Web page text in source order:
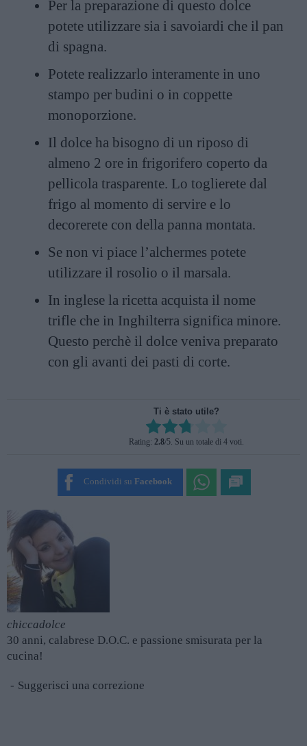
Per la preparazione di questo dolce
potete utilizzare sia i savoiardi che il pan
di spagna.
Potete realizzarlo interamente in uno
stampo per budini o in coppette
monoporzione.
Il dolce ha bisogno di un riposo di
almeno 2 ore in frigorifero coperto da
pellicola trasparente. Lo toglierete dal
frigo al momento di servire e lo
decorerete con della panna montata.
Se non vi piace l’alchermes potete
utilizzare il rosolio o il marsala.
In inglese la ricetta acquista il nome
trifle che in Inghilterra significa minore.
Questo perchè il dolce veniva preparato
con gli avanti dei pasti di corte.
Ti è stato utile?
Rate this item:
SUBMIT RATING
Rating: 2.8/5. Su un totale di 4 voti.
Condividi su Facebook
chiccadolce
30 anni, calabrese D.O.C. e passione smisurata per la
cucina!
Suggerisci una correzione